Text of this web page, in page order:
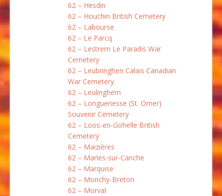
62 – Hesdin
62 – Houchin British Cemetery
62 – Labourse
62 – Le Parcq
62 – Lestrem Le Paradis War
Cemetery
62 – Leubringhen Calais Canadian
War Cemetery
62 – Leulinghem
62 – Longuenesse (St. Omer)
Souvenir Cemetery
62 – Loos-en-Gohelle British
Cemetery
62 – Maizières
62 – Marles-sur-Canche
62 – Marquise
62 – Monchy-Breton
62 – Morval